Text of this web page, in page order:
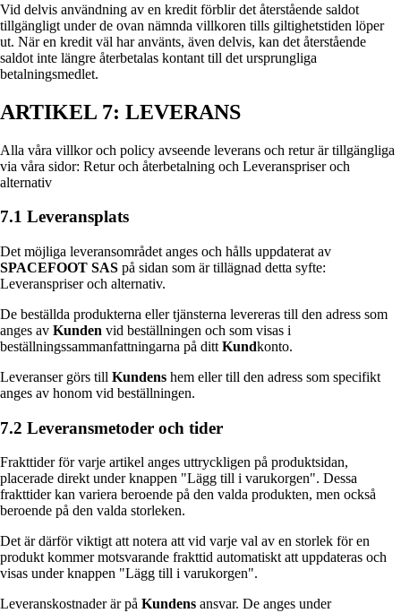
Vid delvis användning av en kredit förblir det återstående saldot
tillgängligt under de ovan nämnda villkoren tills giltighetstiden löper
ut. När en kredit väl har använts, även delvis, kan det återstående
saldot inte längre återbetalas kontant till det ursprungliga
betalningsmedlet.
ARTIKEL 7: LEVERANS
Alla våra villkor och policy avseende leverans och retur är tillgängliga
via våra sidor: Retur och återbetalning och Leveranspriser och
alternativ
7.1 Leveransplats
Det möjliga leveransområdet anges och hålls uppdaterat av
SPACEFOOT SAS på sidan som är tillägnad detta syfte:
Leveranspriser och alternativ.
De beställda produkterna eller tjänsterna levereras till den adress som
anges av Kunden vid beställningen och som visas i
beställningssammanfattningarna på ditt Kundkonto.
Leveranser görs till Kundens hem eller till den adress som specifikt
anges av honom vid beställningen.
7.2 Leveransmetoder och tider
Frakttider för varje artikel anges uttryckligen på produktsidan,
placerade direkt under knappen "Lägg till i varukorgen". Dessa
frakttider kan variera beroende på den valda produkten, men också
beroende på den valda storleken.
Det är därför viktigt att notera att vid varje val av en storlek för en
produkt kommer motsvarande frakttid automatiskt att uppdateras och
visas under knappen "Lägg till i varukorgen".
Leveranskostnader är på Kundens ansvar. De anges under